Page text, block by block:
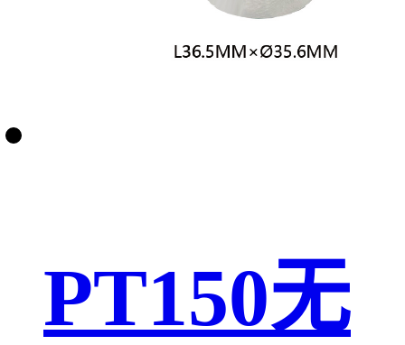
PT150无